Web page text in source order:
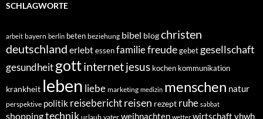
SCHLAGWORTE
arbeit bayern berlin beten beziehung bibel blogchristen
deutschland erlebtessenfamiliefreudegebet gesellschaft
gesundheitgottinternetjesus kochen kommunikation
krankheit leben liebe marketing medizin menschen natur
perspektive politik reiseberichtreisen rezept ruhe sabbat
shoppingtechnik urlaub vater weihnachten wetter wirtschaft yhwh